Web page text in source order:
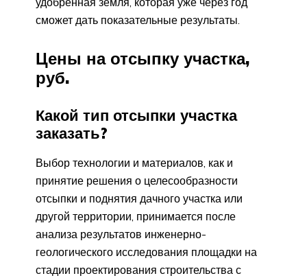
сможет дать показательные результаты.
Цены на отсыпку участка,
руб.
Какой тип отсыпки участка
заказать?
Выбор технологии и материалов, как и
принятие решения о целесообразности
отсыпки и поднятия дачного участка или
другой территории, принимается после
анализа результатов инженерно-
геологического исследования площадки на
стадии проектирования строительства с